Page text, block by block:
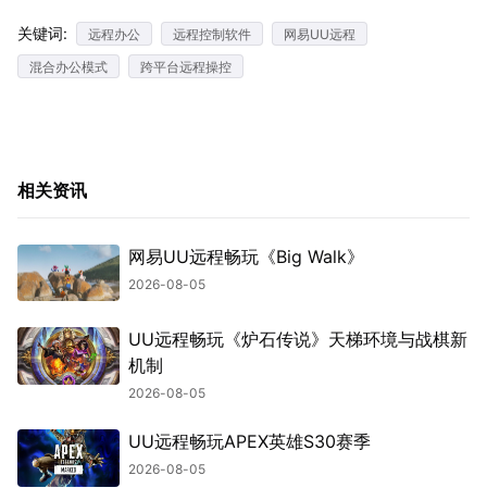
关键词: 远程办公 远程控制软件
网易UU远程
混合办公模式
跨平台远程操控
相关资讯
网易UU远程畅玩《Big Walk》
2026-08-05
UU远程畅玩《炉石传说》天梯环境与战棋新
机制
2026-08-05
UU远程畅玩APEX英雄S30赛季
2026-08-05